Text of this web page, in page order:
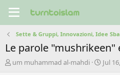
Sette & Gruppi, Innovazioni, Idee
Le parole "mushrikeen"
T
um muhammad al-mahdi
S
Jul